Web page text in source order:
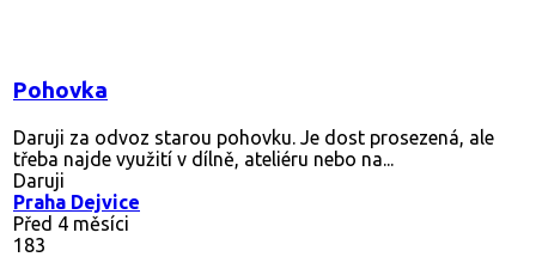
Pohovka
Daruji za odvoz starou pohovku. Je dost prosezená, ale
třeba najde využití v dílně, ateliéru nebo na...
Daruji
Praha Dejvice
Před 4 měsíci
183